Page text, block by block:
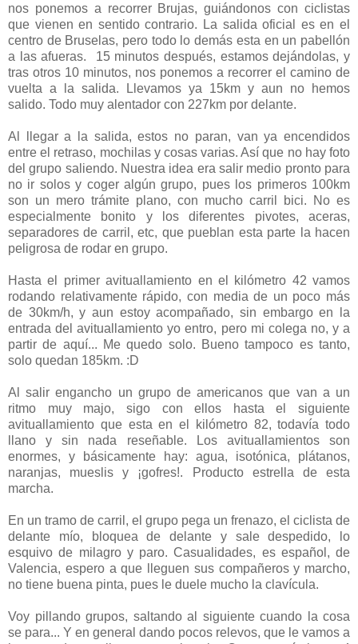
nos ponemos a recorrer Brujas, guiándonos con ciclistas
que vienen en sentido contrario. La salida oficial es en el
centro de Bruselas, pero todo lo demás esta en un pabellón
a las afueras. 15 minutos después, estamos dejándolas, y
tras otros 10 minutos, nos ponemos a recorrer el camino de
vuelta a la salida. Llevamos ya 15km y aun no hemos
salido. Todo muy alentador con 227km por delante.
Al llegar a la salida, estos no paran, van ya encendidos
entre el retraso, mochilas y cosas varias. Así que no hay foto
del grupo saliendo. Nuestra idea era salir medio pronto para
no ir solos y coger algún grupo, pues los primeros 100km
son un mero trámite plano, con mucho carril bici. No es
especialmente bonito y los diferentes pivotes, aceras,
separadores de carril, etc, que pueblan esta parte la hacen
peligrosa de rodar en grupo.
Hasta el primer avituallamiento en el kilómetro 42 vamos
rodando relativamente rápido, con media de un poco más
de 30km/h, y aun estoy acompañado, sin embargo en la
entrada del avituallamiento yo entro, pero mi colega no, y a
partir de aquí... Me quedo solo. Bueno tampoco es tanto,
solo quedan 185km. :D
Al salir engancho un grupo de americanos que van a un
ritmo muy majo, sigo con ellos hasta el siguiente
avituallamiento que esta en el kilómetro 82, todavía todo
llano y sin nada reseñable. Los avituallamientos son
enormes, y básicamente hay: agua, isotónica, plátanos,
naranjas, mueslis y ¡gofres!. Producto estrella de esta
marcha.
En un tramo de carril, el grupo pega un frenazo, el ciclista de
delante mío, bloquea de delante y sale despedido, lo
esquivo de milagro y paro. Casualidades, es español, de
Valencia, espero a que lleguen sus compañeros y marcho,
no tiene buena pinta, pues le duele mucho la clavícula.
Voy pillando grupos, saltando al siguiente cuando la cosa
se para... Y en general dando pocos relevos, que le vamos a